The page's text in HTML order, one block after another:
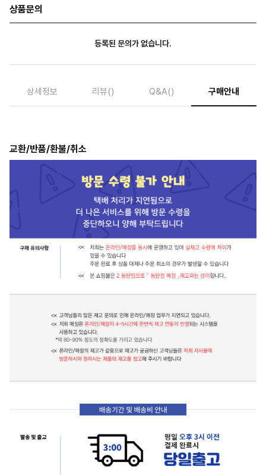
상품문의
등록된 문의가 없습니다.
상세정보 리뷰() Q&A() 구매안내
교환/반품/환불/취소